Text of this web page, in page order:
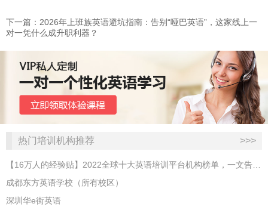
下一篇：2026年上班族英语避坑指南：告别“哑巴英语”，这家线上一
对一凭什么成升职利器？
热门培训机构推荐 >>>
【16万人的经验贴】2022全球十大英语培训平台机构榜单，一文告诉你
成都东方英语学校（所有校区）
深圳华e街英语